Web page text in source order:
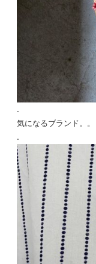
.
気になるブランド。。
.